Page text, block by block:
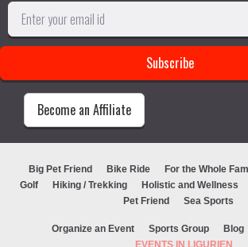
Become an Affiliate
Big Pet Friend Bike Ride For the Whole
Golf
Hiking / Trekking Holistic and Wellness
Pet Friend
Sea Sports
Organize an Event Sports Group Blog
EVENTS IN LIGURIEN